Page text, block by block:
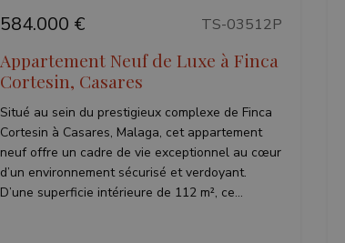
584.000 € TS-03512P
Appartement Neuf de Luxe à Finca
Cortesin, Casares
Situé au sein du prestigieux complexe de Finca
Cortesin à Casares, Malaga, cet appartement
neuf offre un cadre de vie exceptionnel au cœur
d’un environnement sécurisé et verdoyant.
D’une superficie intérieure de 112 m², ce...